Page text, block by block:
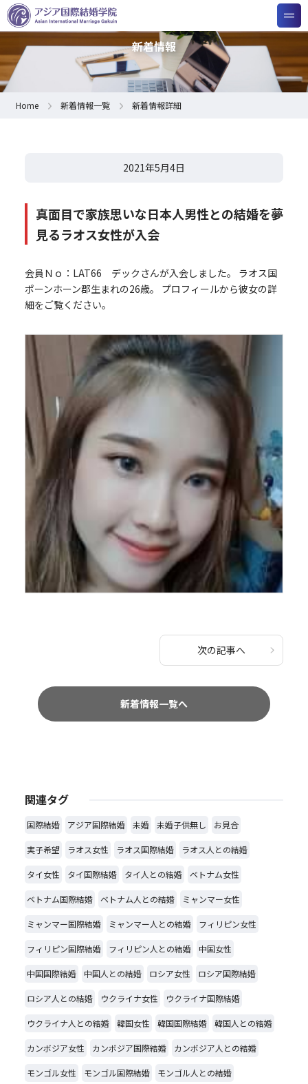
新着情報
Home 新着情報一覧 新着情報詳細
2021年5月4日
真面目で家族思いな日本人男性との結婚を夢
見るラオス女性が入会
会員Ｎｏ：LAT66 デックさんが入会しました。 ラオス国
ポーンホーン郡生まれの26歳。 プロフィールから彼女の詳
細をご覧ください。
次の記事へ
新着情報一覧へ
関連タグ
国際結婚 アジア国際結婚 未婚 未婚子供無し お見合
実子希望 ラオス女性 ラオス国際結婚 ラオス人との結婚
タイ女性 タイ国際結婚 タイ人との結婚 ベトナム女性
ベトナム国際結婚 ベトナム人との結婚 ミャンマー女性
ミャンマー国際結婚 ミャンマー人との結婚 フィリピン女性
フィリピン国際結婚 フィリピン人との結婚 中国女性
中国国際結婚 中国人との結婚 ロシア女性 ロシア国際結婚
ロシア人との結婚 ウクライナ女性 ウクライナ国際結婚
ウクライナ人との結婚 韓国女性 韓国国際結婚 韓国人との結婚
カンボジア女性 カンボジア国際結婚 カンボジア人との結婚
モンゴル女性 モンゴル国際結婚 モンゴル人との結婚